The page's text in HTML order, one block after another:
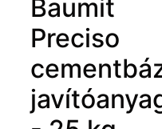
Baumit
Preciso